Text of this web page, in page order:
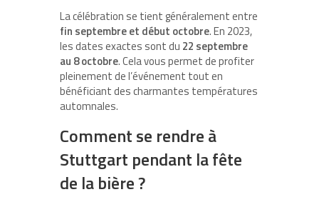
La célébration se tient généralement entre
fin septembre et début octobre. En 2023,
les dates exactes sont du 22 septembre
au 8 octobre. Cela vous permet de profiter
pleinement de l’événement tout en
bénéficiant des charmantes températures
automnales.
Comment se rendre à
Stuttgart pendant la fête
de la bière ?